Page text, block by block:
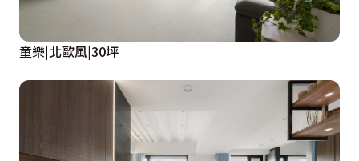
童樂|北歐風|30坪